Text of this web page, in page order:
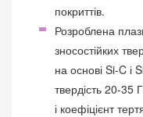
покриттів.
Розроблена
зносостійких
на основі Si-C і
твердість 20-35
і коефіцієнт